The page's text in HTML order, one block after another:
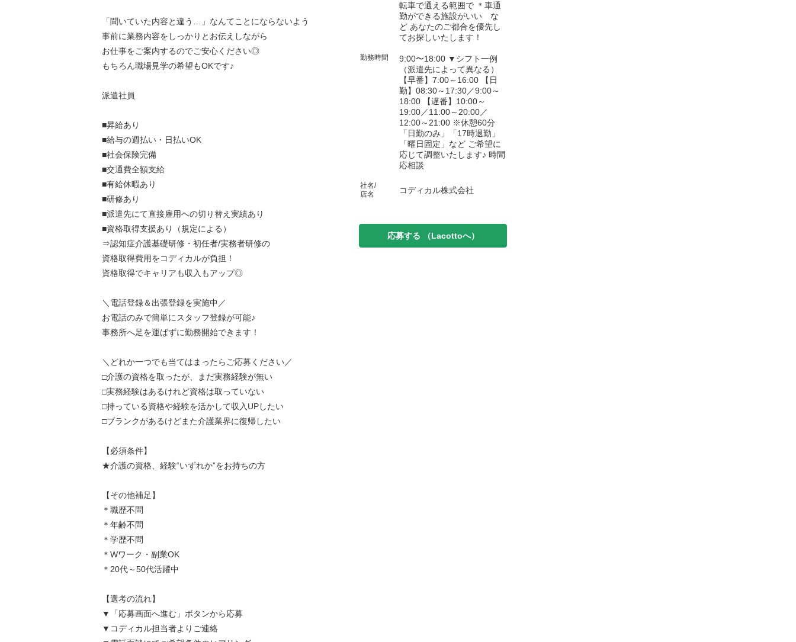
「聞いていた内容と違う…」なんてことにならないよう
事前に業務内容をしっかりとお伝えしながら
お仕事をご案内するのでご安心ください◎
もちろん職場見学の希望もOKです♪
派遣社員
■昇給あり
■給与の週払い・日払いOK
■社会保険完備
■交通費全額支給
■有給休暇あり
■研修あり
■派遣先にて直接雇用への切り替え実績あり
■資格取得支援あり（規定による）
⇒認知症介護基礎研修・初任者/実務者研修の
資格取得費用をコディカルが負担！
資格取得でキャリアも収入もアップ◎
＼電話登録＆出張登録を実施中／
お電話のみで簡単にスタッフ登録が可能♪
事務所へ足を運ばずに勤務開始できます！
＼どれか一つでも当てはまったらご応募ください／
□介護の資格を取ったが、まだ実務経験が無い
□実務経験はあるけれど資格は取っていない
□持っている資格や経験を活かして収入UPしたい
□ブランクがあるけどまた介護業界に復帰したい
【必須条件】
★介護の資格、経験“いずれか”をお持ちの方
【その他補足】
＊職歴不問
＊年齢不問
＊学歴不問
＊Wワーク・副業OK
＊20代～50代活躍中
【選考の流れ】
▼「応募画面へ進む」ボタンから応募
▼コディカル担当者よりご連絡
転車で通える範囲で ＊車通
勤ができる施設がいい な
ど あなたのご都合を優先し
てお探しいたします！
勤務時間
9:00〜18:00 ▼シフト一例
（派遣先によって異なる）
【早番】7:00～16:00 【日
勤】08:30～17:30／9:00～
18:00 【遅番】10:00～
19:00／11:00～20:00／
12:00～21:00 ※休憩60分
「日勤のみ」「17時退勤」
「曜日固定」など ご希望に
応じて調整いたします♪ 時間
応相談
社名/
店名
コディカル株式会社
応募する （Lacottoへ）